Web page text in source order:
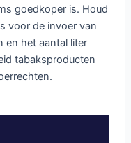
goedkoper is. Houd
voor de invoer van
en het aantal liter
tabaksproducten